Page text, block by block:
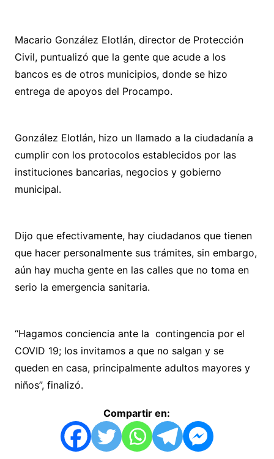
Macario González Elotlán, director de Protección
Civil, puntualizó que la gente que acude a los
bancos es de otros municipios, donde se hizo
entrega de apoyos del Procampo.
González Elotlán, hizo un llamado a la ciudadanía a
cumplir con los protocolos establecidos por las
instituciones bancarias, negocios y gobierno
municipal.
Dijo que efectivamente, hay ciudadanos que tienen
que hacer personalmente sus trámites, sin embargo,
aún hay mucha gente en las calles que no toma en
serio la emergencia sanitaria.
“Hagamos conciencia ante la contingencia por el
COVID 19; los invitamos a que no salgan y se
queden en casa, principalmente adultos mayores y
niños”, finalizó.
Compartir en: